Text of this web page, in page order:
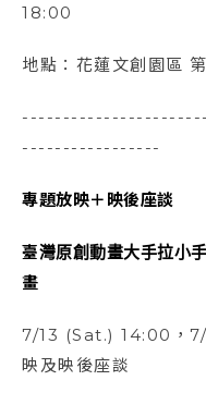
18:00
地點：花蓮文創園區
-----------------
專題放映＋映後座談
臺灣原創動畫大手拉小
畫
7/13 (Sat.) 14:00，
映及映後座談